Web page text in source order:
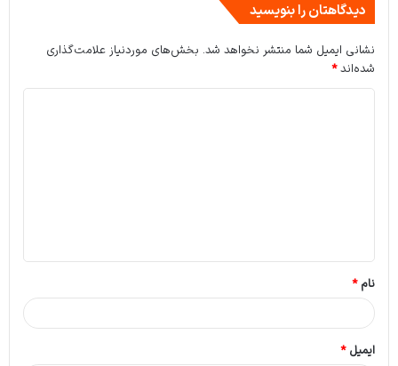
دیدگاهتان را بنویسید
نشانی ایمیل شما منتشر نخواهد شد. بخش‌های موردنیاز علامت‌گذاری
شده‌اند*
*
نام*
ایمیل*